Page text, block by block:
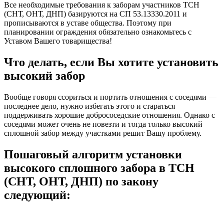
Все необходимые требования к заборам участников ТСН
(СНТ, ОНТ, ДНП) базируются на СП 53.13330.2011 и
прописываются в уставе общества. Поэтому при
планировании ограждения обязательно ознакомьтесь с
Уставом Вашего товарищества!
Что делать, если Вы хотите установить
высокий забор
Вообще говоря ссориться и портить отношения с соседями —
последнее дело, нужно избегать этого и стараться
поддерживать хорошие добрососедские отношения. Однако с
соседями может очень не повезти и тогда только высокий
сплошной забор между участками решит Вашу проблему.
Пошаговый алгоритм установки
высокого сплошного забора в ТСН
(СНТ, ОНТ, ДНП) по закону
следующий: